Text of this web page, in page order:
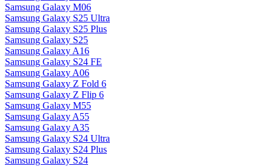
Samsung Galaxy M06
Samsung Galaxy S25 Ultra
Samsung Galaxy S25 Plus
Samsung Galaxy S25
Samsung Galaxy A16
Samsung Galaxy S24 FE
Samsung Galaxy A06
Samsung Galaxy Z Fold 6
Samsung Galaxy Z Flip 6
Samsung Galaxy M55
Samsung Galaxy A55
Samsung Galaxy A35
Samsung Galaxy S24 Ultra
Samsung Galaxy S24 Plus
Samsung Galaxy S24